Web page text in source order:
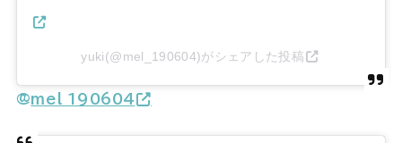
yuki(@mel_190604)がシェアした投稿
@mel_190604